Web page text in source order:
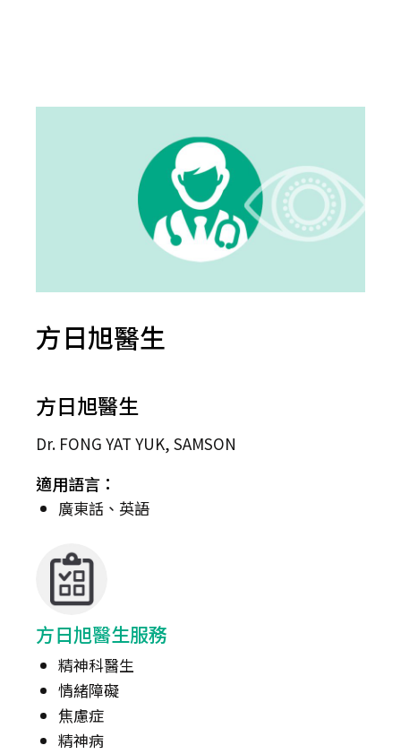
方日旭醫生
方日旭醫生
Dr. FONG YAT YUK, SAMSON
適用語言：
廣東話、英語
方日旭醫生服務
精神科醫生
情緒障礙
焦慮症
精神病